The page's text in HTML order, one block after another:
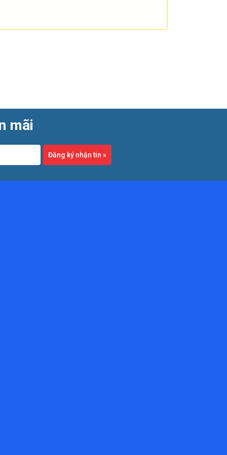
đáy rãnh, đáy lỗ hoặc bề mặt thấp hơn.
quan trọng trên cùng một chi tiết. Cách
trong môi trường phải kiểm tra nhiều chi
trường làm việc ưu tiên độ bền, thao tác
dùng dụng cụ cơ khí, đây vẫn là lựa chọn rất
tham khảo thêm
ngắn có thể đã đủ dùng. Ngược lại, nếu
dụng cụ theo từng công việc.
các chi tiết có dung sai chặt. Ngoài ra,
trực tiếp đến độ tin cậy của phép đo.
mãi
Đăng ký nhận tin »